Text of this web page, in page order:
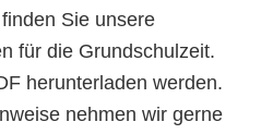
Sie unsere
für die Grundschulzeit.
herunterladen werden.
nehmen wir gerne